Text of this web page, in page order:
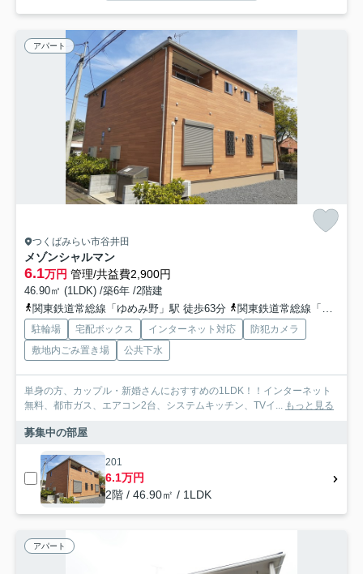
アパート
つくばみらい市谷井田
メゾンシャルマン
6.1万円 管理/共益費2,900円
46.90㎡ (1LDK) /築6年 /2階建
関東鉄道常総線「ゆめみ野」駅 徒歩63分
関東鉄道常総線「稲戸井」駅 徒歩67分
駐輪場 宅配ボックス インターネット対応
防犯カメラ
敷地内ごみ置き場
公共下水
単身の方、カップル・新婚さんにおすすめの1LDK！！インターネット
無料、都市ガス、エアコン2台、システムキッチン、TVイ...
もっと見る
募集中の部屋
201
6.1万円
2階 / 46.90㎡ / 1LDK
アパート